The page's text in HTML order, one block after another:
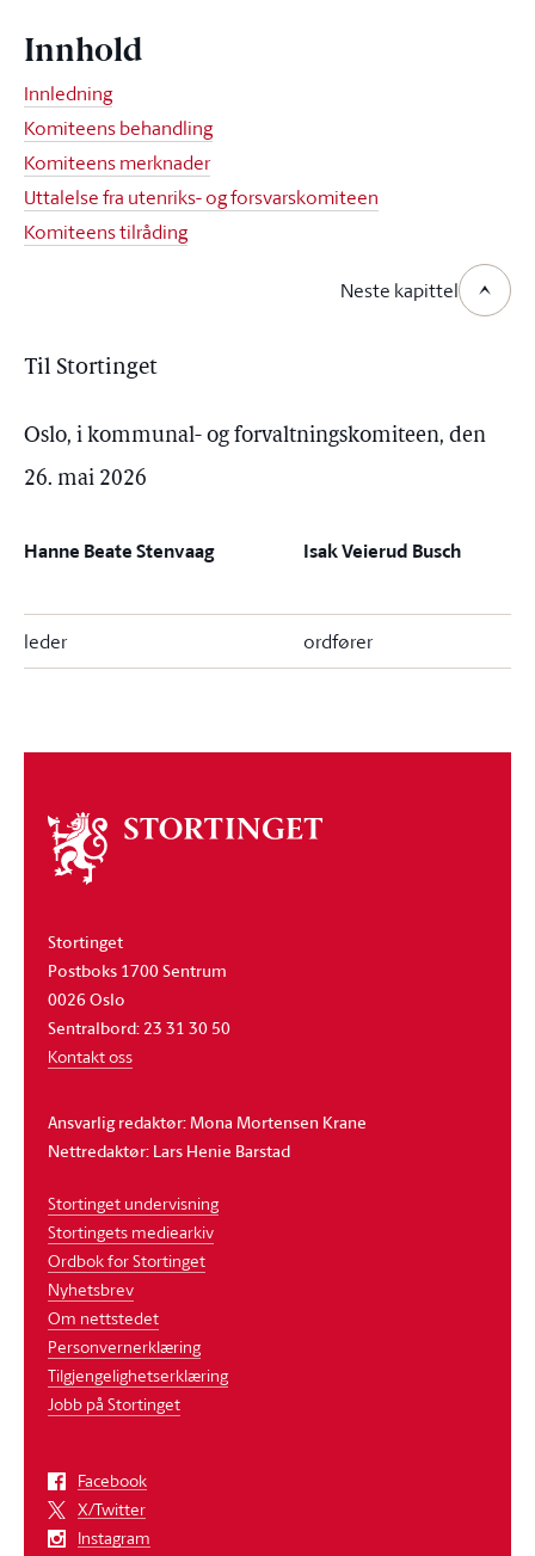
Innhold
Innledning
Komiteens behandling
Komiteens merknader
Uttalelse fra utenriks- og forsvarskomiteen
Komiteens tilråding
Neste kapittel
Til Stortinget
Oslo, i kommunal- og forvaltningskomiteen, den
26. mai 2026
Hanne Beate Stenvaag Isak Veierud Busch
leder ordfører
Om
stortinget
Stortinget
Postboks 1700 Sentrum
0026 Oslo
Sentralbord: 23 31 30 50
Kontakt oss
Ansvarlig redaktør: Mona Mortensen Krane
Nettredaktør: Lars Henie Barstad
Stortinget undervisning
Stortingets mediearkiv
Ordbok for Stortinget
Nyhetsbrev
Om nettstedet
Personvernerklæring
Tilgjengelighetserklæring
Jobb på Stortinget
Facebook
X/Twitter
Instagram